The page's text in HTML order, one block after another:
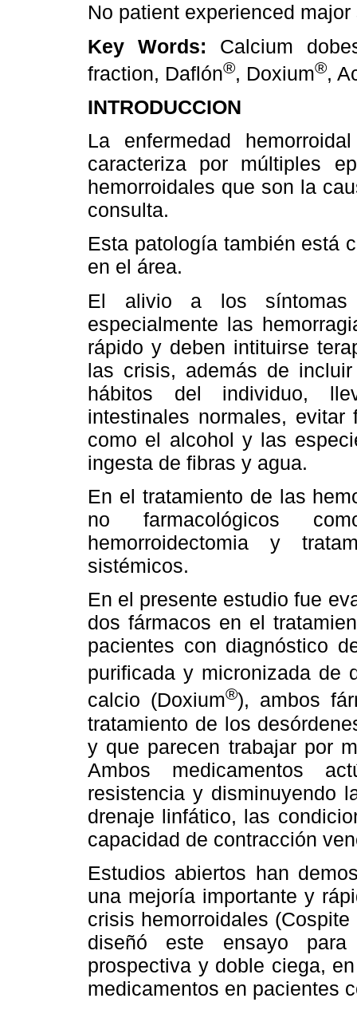
No patient experienced
Key Words: Calcium
fraction, Daflón®, Doxium®,
INTRODUCCION
La enfermedad
caracteriza por múltiples
hemorroidales que son la
consulta.
Esta patología también está
en el área.
El alivio a los síntomas
especialmente las
rápido y deben intituirse
las crisis, además de
hábitos del individuo,
intestinales normales, evitar
como el alcohol y las
ingesta de fibras y agua.
En el tratamiento de las
no farmacológicos
hemorroidectomia y
sistémicos.
En el presente estudio fue
dos fármacos en el
pacientes con diagnóstico
purificada y micronizada de
calcio (Doxium®), ambos
tratamiento de los
y que parecen trabajar por
Ambos medicamentos
resistencia y disminuyendo
drenaje linfático, las
capacidad de contracción
Estudios abiertos han
una mejoría importante y
crisis hemorroidales
diseñó este ensayo para
prospectiva y doble ciega,
medicamentos en pacientes